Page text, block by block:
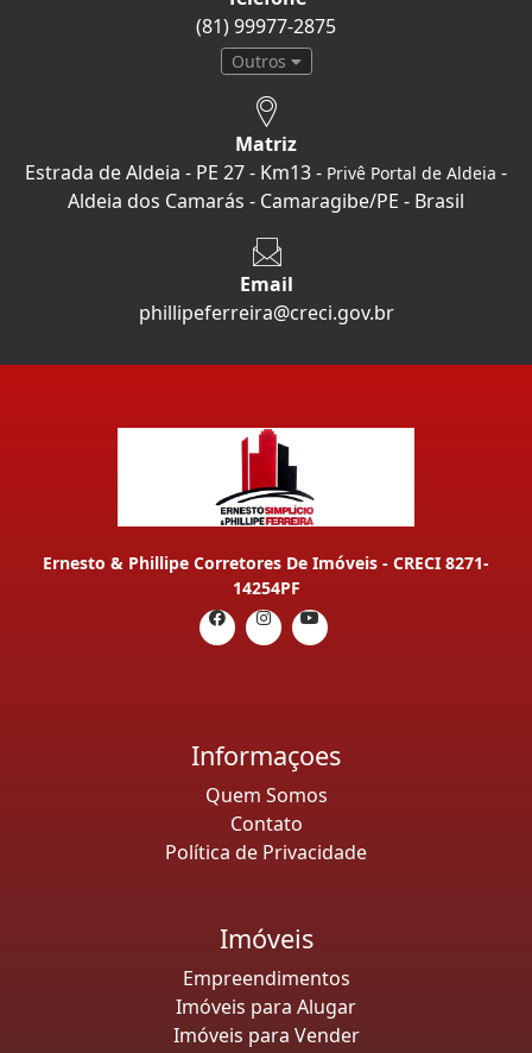
(81) 99977-2875
Outros
Matriz
Estrada de Aldeia - PE 27 - Km13 - Privê Portal de Aldeia -
Aldeia dos Camarás - Camaragibe/PE - Brasil
Email
phillipeferreira@creci.gov.br
Ernesto & Phillipe Corretores De Imóveis - CRECI 8271-
14254PF
Informaçoes
Quem Somos
Contato
Política de Privacidade
Imóveis
Empreendimentos
Imóveis para Alugar
Imóveis para Vender